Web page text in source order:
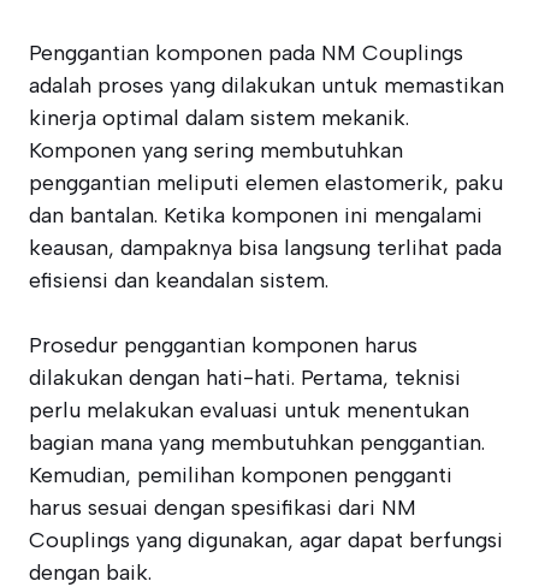
Penggantian komponen pada NM Couplings
adalah proses yang dilakukan untuk memastikan
kinerja optimal dalam sistem mekanik.
Komponen yang sering membutuhkan
penggantian meliputi elemen elastomerik, paku
dan bantalan. Ketika komponen ini mengalami
keausan, dampaknya bisa langsung terlihat pada
efisiensi dan keandalan sistem.
Prosedur penggantian komponen harus
dilakukan dengan hati-hati. Pertama, teknisi
perlu melakukan evaluasi untuk menentukan
bagian mana yang membutuhkan penggantian.
Kemudian, pemilihan komponen pengganti
harus sesuai dengan spesifikasi dari NM
Couplings yang digunakan, agar dapat berfungsi
dengan baik.